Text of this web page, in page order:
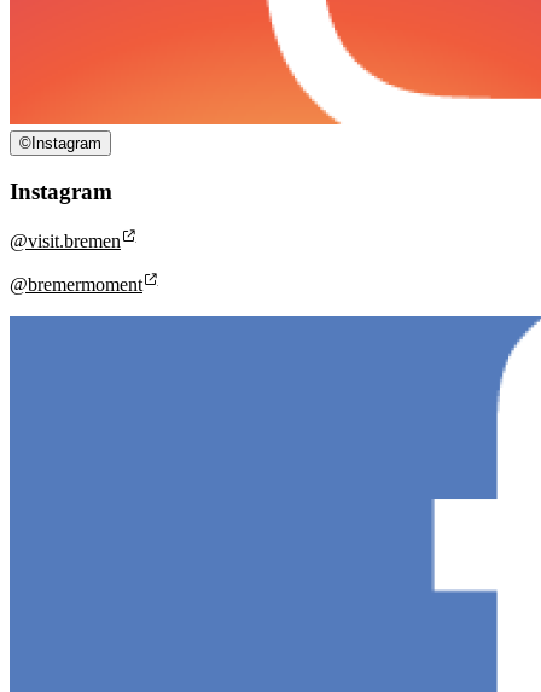
©Instagram
Instagram
@visit.bremen
@bremermoment